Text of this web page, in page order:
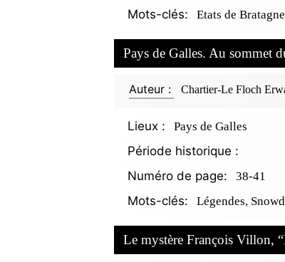
Mots-clés: Etats de
Pays de Galles. Au sommet
Auteur : Chartier-Le Floch
Lieux : Pays de Galles
Période historique :
Numéro de page:
38-41
Mots-clés: Légendes,
Le mystère François Villon,